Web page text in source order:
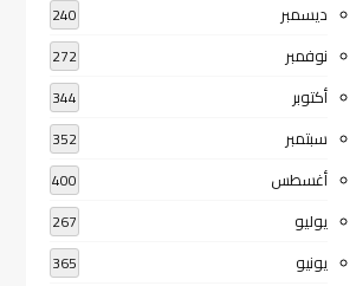
ديسمبر 240
نوفمبر 272
أكتوبر 344
سبتمبر 352
أغسطس 400
يوليو 267
يونيو 365